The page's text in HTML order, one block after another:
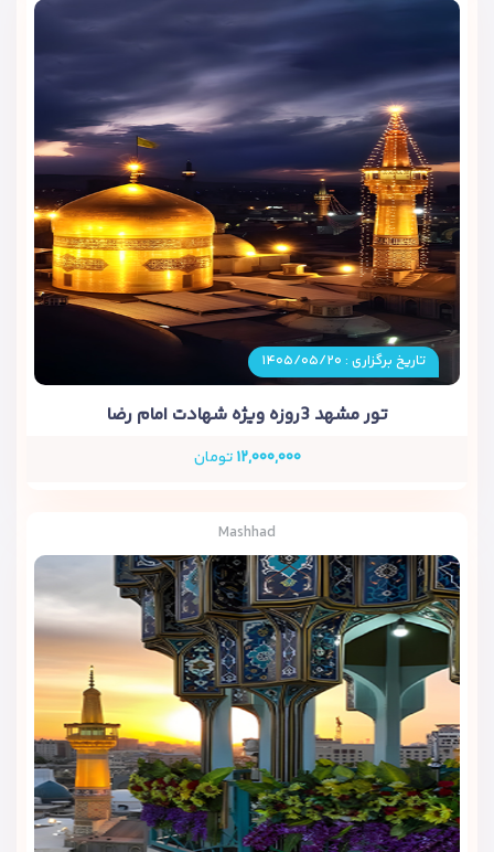
تاریخ برگزاری : ۱۴۰۵/۰۵/۲۰
تور مشهد 3روزه ویژه شهادت امام رضا
۱۲,۰۰۰,۰۰۰تومان
Mashhad